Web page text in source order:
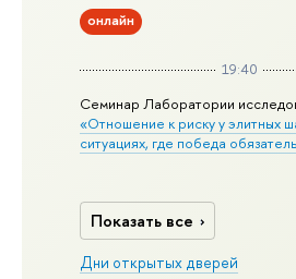
онлайн
19:40
Семинар Лаборатории
«Отношение к риску у элитных
ситуациях, где победа
Показать все
Дни открытых дверей